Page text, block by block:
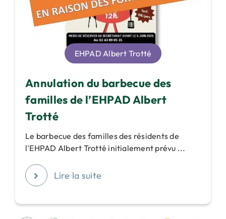
EHPAD Albert Trotté
Annulation du barbecue des
familles de l’EHPAD Albert
Trotté
Le barbecue des familles des résidents de
l'EHPAD Albert Trotté initialement prévu ...
Lire la suite